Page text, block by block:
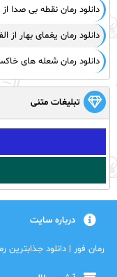
دانلود رمان نقطه بی صدا از
دانلود رمان یغمای بهار از
دانلود رمان شعله های
تبلیغات متنی
درباره سایت
رمان فور | دانلود جذابترین